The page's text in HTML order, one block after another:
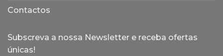
Contactos
Subscreva a nossa Newsletter e receba ofertas
únicas!